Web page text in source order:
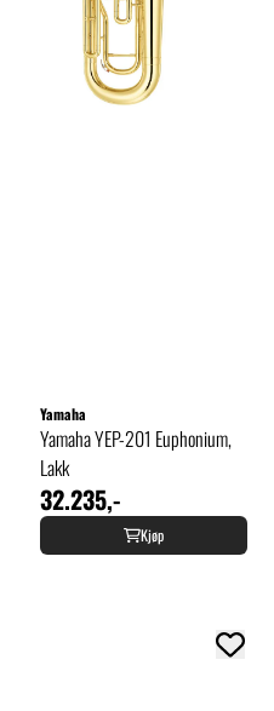
Yamaha
Yamaha YEP-201 Euphonium,
Lakk
32.235,-
Kjøp